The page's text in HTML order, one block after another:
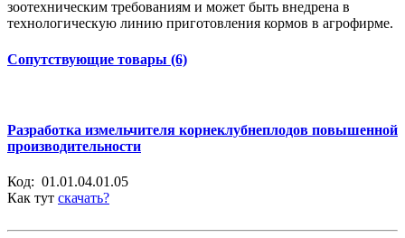
зоотехническим требованиям и может быть внедрена в
технологическую линию приготовления кормов в агрофирме.
Сопутствующие товары (6)
Разработка измельчителя корнеклубнеплодов повышенной
производительности
Код: 01.01.04.01.05
Как тут скачать?